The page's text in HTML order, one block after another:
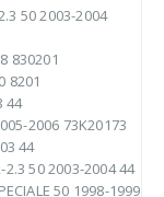
50 2003-2004
830201
8201
44
2006 73K20173
44
2.3 50 2003-2004 44
50 1998-1999